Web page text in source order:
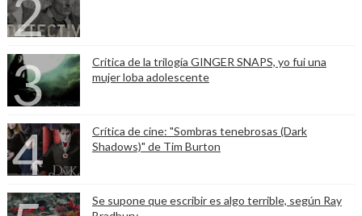
Crítica de la trilogía GINGER SNAPS, yo fui una
mujer loba adolescente
Crítica de cine: "Sombras tenebrosas (Dark
Shadows)" de Tim Burton
Se supone que escribir es algo terrible, según Ray